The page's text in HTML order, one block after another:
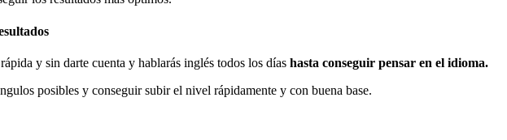
y sin darte cuenta y hablarás inglés todos los días hasta conseguir pensar en el idioma.
posibles y conseguir subir el nivel rápidamente y con buena base.